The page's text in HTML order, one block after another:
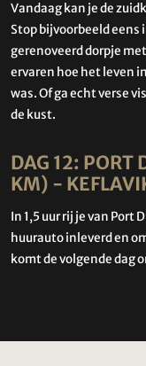
Vandaag kan je de
Stop bijvoorbeeld eens
gerenoveerd dorpje
ervaren hoe het leven
was. Of ga echt verse
de kust.
DAG 12: PORT
KM) -
In 1,5 uur rij je van Port
huurauto inleverd en
komt de volgende dag